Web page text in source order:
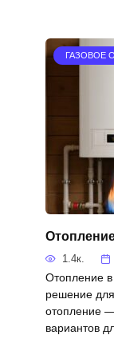
ГАЗОВОЕ
1.4к.
Отопление
решение
отопление
вариантов